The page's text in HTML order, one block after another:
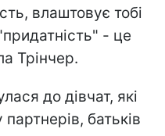
влаштовує тобі
- це
Трінчер.
до дівчат, які
батьків